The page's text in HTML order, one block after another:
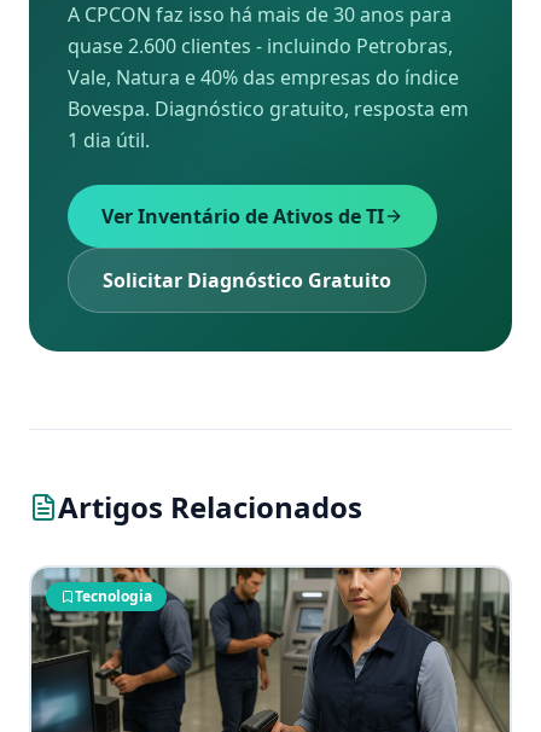
A CPCON faz isso há mais de 30 anos para
quase 2.600 clientes - incluindo Petrobras,
Vale, Natura e 40% das empresas do índice
Bovespa. Diagnóstico gratuito, resposta em
1 dia útil.
Ver Inventário de Ativos de TI
Solicitar Diagnóstico Gratuito
Artigos Relacionados
Tecnologia